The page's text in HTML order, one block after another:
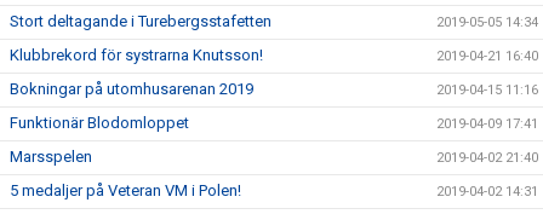
Stort deltagande i Turebergsstafetten 2019-05-05 14:34
Klubbrekord för systrarna Knutsson! 2019-04-21 16:40
Bokningar på utomhusarenan 2019 2019-04-15 11:16
Funktionär Blodomloppet 2019-04-09 17:41
Marsspelen 2019-04-02 21:40
5 medaljer på Veteran VM i Polen! 2019-04-02 14:31